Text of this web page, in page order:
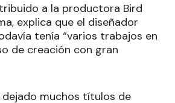
a la productora Bird
explica que el diseñador
tenía “varios trabajos en
de creación con gran
dejado muchos títulos de